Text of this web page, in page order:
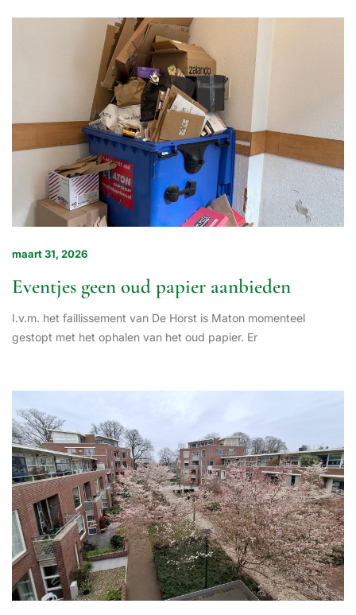
maart 31, 2026
Eventjes geen oud papier aanbieden
I.v.m. het faillissement van De Horst is Maton momenteel
gestopt met het ophalen van het oud papier. Er